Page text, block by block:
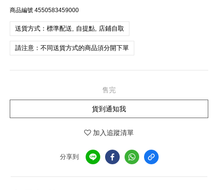
商品編號 4550583459000
送貨方式：標準配送, 自提點, 店鋪自取
請注意：不同送貨方式的商品須分開下單
售完
貨到通知我
加入追蹤清單
分享到